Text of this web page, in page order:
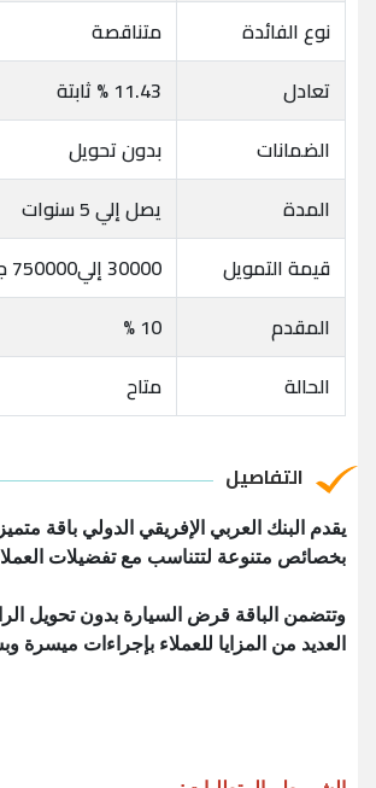
نوع الفائدة
متناقصة
تعادل
11.43 % ثابتة
الضمانات
بدون تحويل
المدة
يصل إلي 5 سنوات
قيمة التمويل
30000 إلي750000 جنيه
المقدم
10 %
الحالة
متاح
التفاصيل
يقدم البنك العربي الإفريقي الدولي باقة
بخصائص متنوعة لتتناسب مع تفضيلات
وتتضمن الباقة قرض السيارة بدون تحويل
العديد من المزايا للعملاء بإجراءات ميسرة